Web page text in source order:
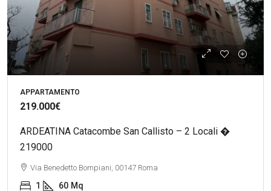
APPARTAMENTO
219.000€
ARDEATINA Catacombe San Callisto – 2 Locali �
219000
Via Benedetto Bompiani, 00147 Roma
1 60 Mq